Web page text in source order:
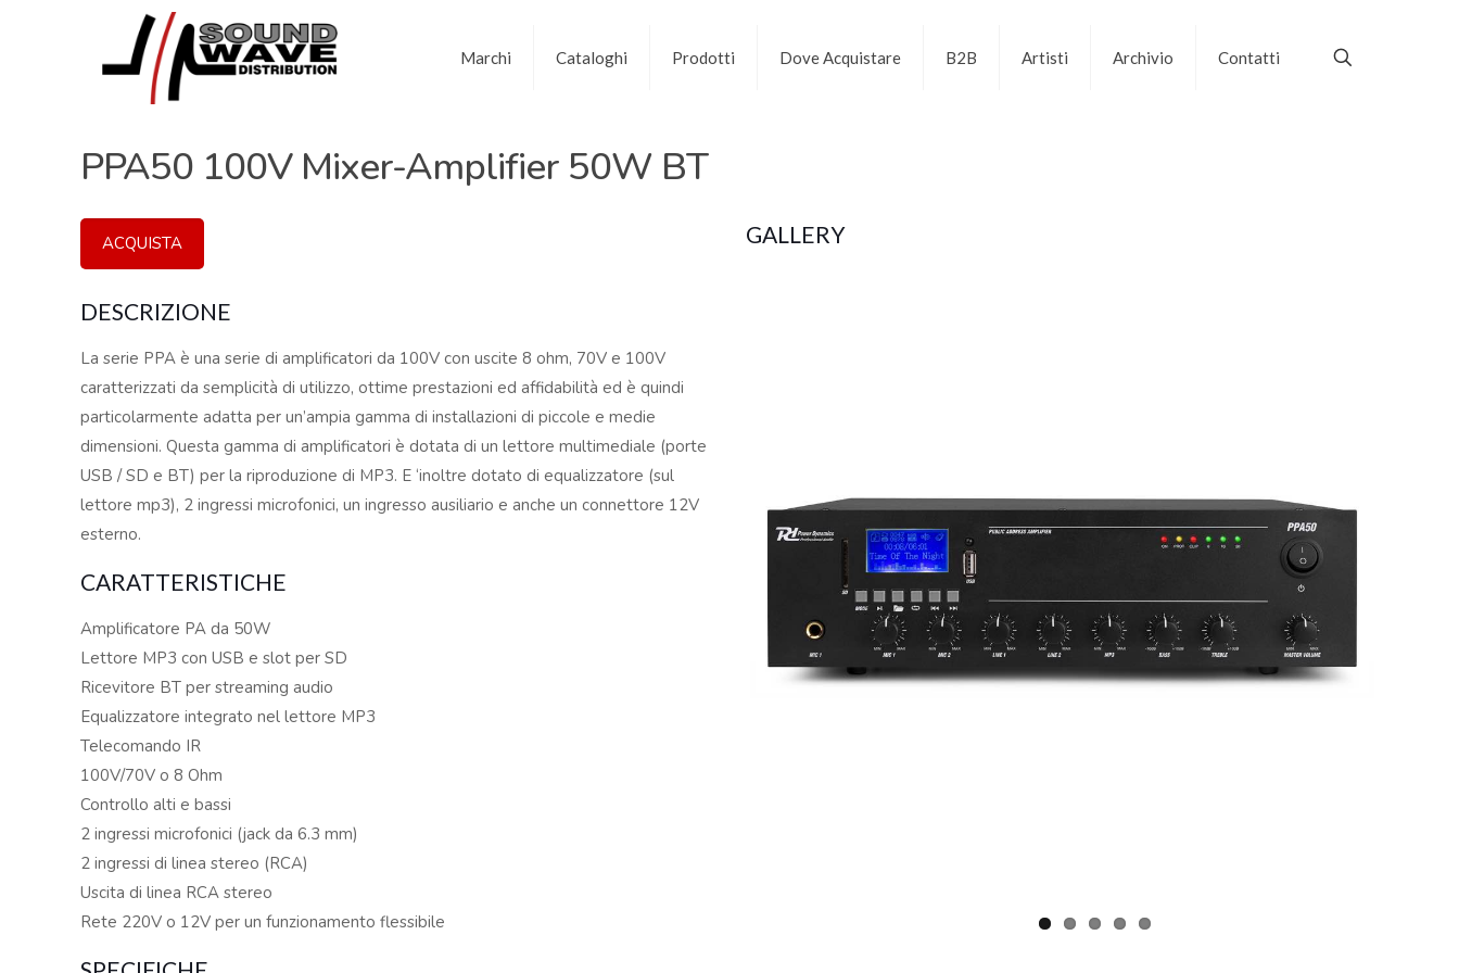
Marchi Cataloghi Prodotti Dove Acquistare B2B Artisti Archivio Contatti
PPA50 100V Mixer-Amplifier 50W BT
ACQUISTA
DESCRIZIONE
La serie PPA è una serie di amplificatori da 100V con uscite 8 ohm, 70V e 100V
caratterizzati da semplicità di utilizzo, ottime prestazioni ed affidabilità ed è quindi
particolarmente adatta per un’ampia gamma di installazioni di piccole e medie
dimensioni. Questa gamma di amplificatori è dotata di un lettore multimediale (porte
USB / SD e BT) per la riproduzione di MP3. E ‘inoltre dotato di equalizzatore (sul
lettore mp3), 2 ingressi microfonici, un ingresso ausiliario e anche un connettore 12V
esterno.
CARATTERISTICHE
Amplificatore PA da 50W
Lettore MP3 con USB e slot per SD
Ricevitore BT per streaming audio
Equalizzatore integrato nel lettore MP3
Telecomando IR
100V/70V o 8 Ohm
Controllo alti e bassi
2 ingressi microfonici (jack da 6.3 mm)
2 ingressi di linea stereo (RCA)
Uscita di linea RCA stereo
Rete 220V o 12V per un funzionamento flessibile
GALLERY